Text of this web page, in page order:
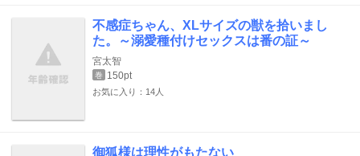
不感症ちゃん、XLサイズの獣を拾いまし
た。～溺愛種付けセックスは番の証～
宮太智
巻 150pt
お気に入り：14人
御狐様は理性がもたない